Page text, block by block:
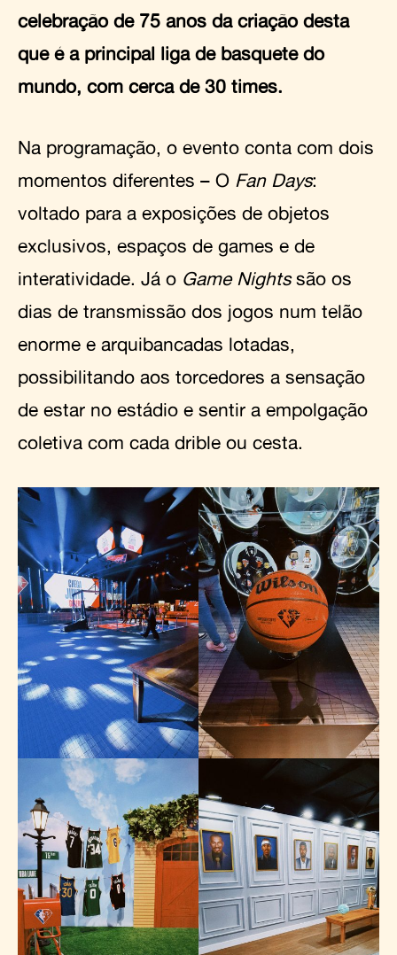
celebração de 75 anos da criação desta
que é a principal liga de basquete do
mundo, com cerca de 30 times.
Na programação, o evento conta com dois
momentos diferentes – O Fan Days:
voltado para a exposições de objetos
exclusivos, espaços de games e de
interatividade. Já o Game Nightssão os
dias de transmissão dos jogos num telão
enorme e arquibancadas lotadas,
possibilitando aos torcedores a sensação
de estar no estádio e sentir a empolgação
coletiva com cada drible ou cesta.